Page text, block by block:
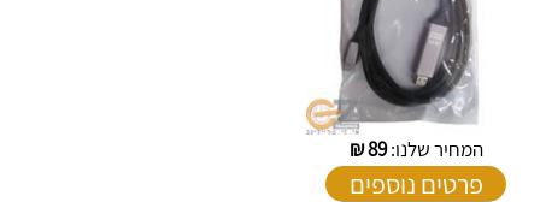
המחיר שלנו:89
₪
פרטים נוספים